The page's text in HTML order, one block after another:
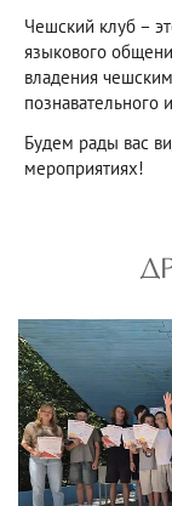
Чешский клуб –
языкового
владения
познавательного
Будем рады вас
мероприятиях!